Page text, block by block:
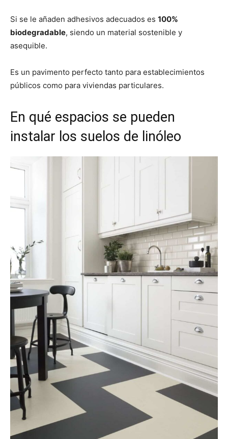
Si se le añaden adhesivos adecuados es 100%
biodegradable, siendo un material sostenible y
asequible.
Es un pavimento perfecto tanto para establecimientos
públicos como para viviendas particulares.
En qué espacios se pueden
instalar los suelos de linóleo